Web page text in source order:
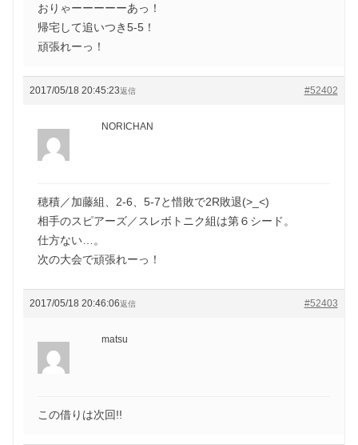
おりゃーーーーーあっ！
帰宅して追いつき5-5！
頑張れーっ！
2017/05/18 20:45:23 #52402
返信
NORICHAN
穂積／加藤組、2-6、5-7と惜敗で2R敗退(>_<)
相手のスピアーズ／スレボトニク組は第６シード。
仕方ない…。
次の大会で頑張れーっ！
2017/05/18 20:46:06 #52403
返信
matsu
この借りは次回!!